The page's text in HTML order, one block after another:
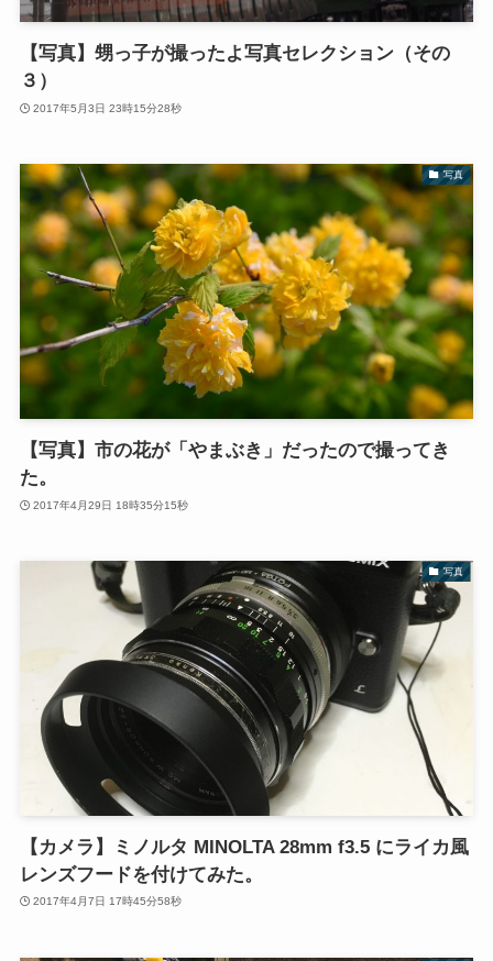
【写真】甥っ子が撮ったよ写真セレクション（その
３）
2017年5月3日 23時15分28秒
写真
【写真】市の花が「やまぶき」だったので撮ってき
た。
2017年4月29日 18時35分15秒
写真
【カメラ】ミノルタ MINOLTA 28mm f3.5 にライカ風
レンズフードを付けてみた。
2017年4月7日 17時45分58秒